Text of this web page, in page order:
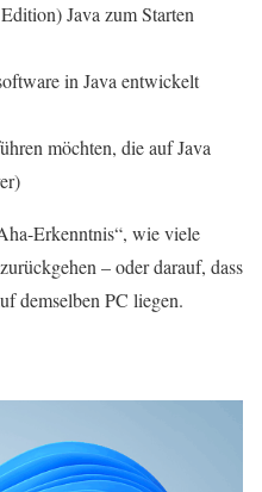
Java zum Starten
in Java entwickelt
möchten, die auf Java
Erkenntnis“, wie viele
– oder darauf, dass
demselben PC liegen.